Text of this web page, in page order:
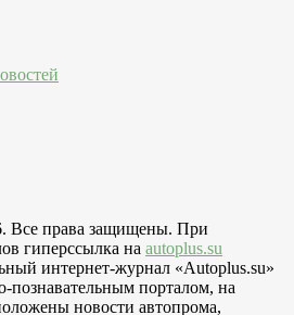
Все права защищены. При
гиперссылка на autoplus.su
интернет-журнал «Autoplus.su»
познавательным порталом, на
новости автопрома,